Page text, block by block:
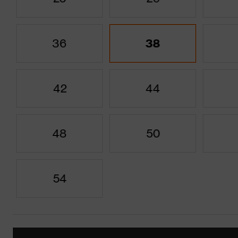
36 38
42 44
48 50
54